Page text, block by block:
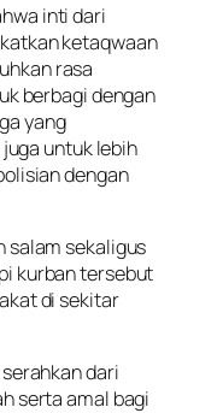
inti dari
ketaqwaan
rasa
berbagi dengan
yang
untuk lebih
dengan
salam sekaligus
kurban tersebut
di sekitar
dari
serta amal bagi